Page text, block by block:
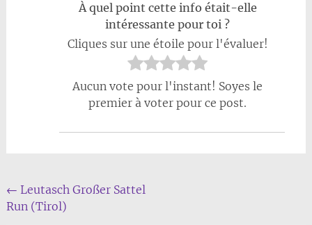
À quel point cette info était-elle
intéressante pour toi ?
Cliques sur une étoile pour l'évaluer!
Aucun vote pour l'instant! Soyes le
premier à voter pour ce post.
Beitrags
Navigation
← Leutasch Großer Sattel
Run (Tirol)